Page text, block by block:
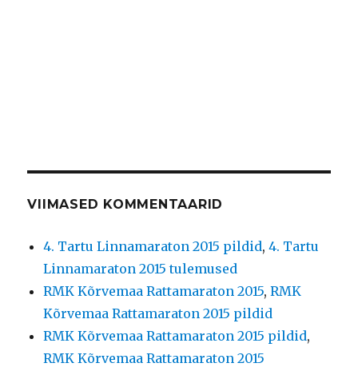
VIIMASED KOMMENTAARID
4. Tartu Linnamaraton 2015 pildid,4. Tartu
Linnamaraton 2015 tulemused
RMK Kõrvemaa Rattamaraton 2015,RMK
Kõrvemaa Rattamaraton 2015 pildid
RMK Kõrvemaa Rattamaraton 2015 pildid,
RMK Kõrvemaa Rattamaraton 2015